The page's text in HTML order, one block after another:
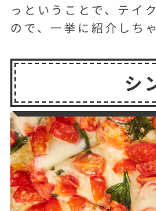
っということで、テイ
ので、一挙に紹介しち
シ